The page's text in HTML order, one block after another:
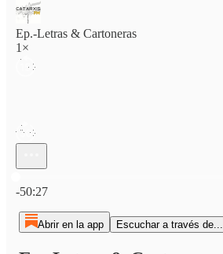
Ep.-Letras & Cartoneras
1×
-50:27
Abrir en la app Escuchar a través de...